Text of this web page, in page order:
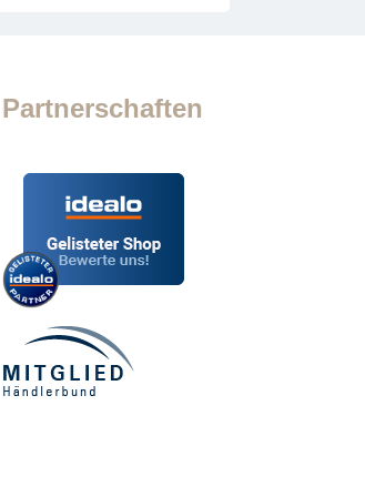
Partnerschaften